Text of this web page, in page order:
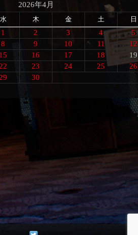
2026年4月
水 木 金 土 日
1 2 3 4
5
8 9 10 11
12
15 16 17 18
19
22 23 24 25
26
29
30